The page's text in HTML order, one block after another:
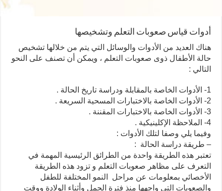
أدوات قياس صعوبات التعلم وتشخيصها
هناك العديد من الأدوات والوسائل التي يتم من خلالها تشخيص
حالة الأطفال ذوى صعوبات التعلم ، ويمكن أن تصنف على النحو
التالي :
1- الأدوات الخاصة بالمقابلة ودراسة تاريخ الحالة .
2- الأدوات الخاصة بالاختبارات المسحية السريعة .
3- الأدوات الخاصة بالاختبارات المقننة .
4- الملاحظة الإكلينيكية .
وفيما يلي وصفا لتلك الأدوات :
– طريقة دراسة الحالة :
تعتبر هذه الطريقة واحدة من الطرائق الرئيسية المهمة في
التعرف على مظاهر صعوبات التعلم و تزود هذه الطريقة
الأخصائي بمعلومات عن مراحل النمو المختلفة للطفل
والصعوبات التي واجهها منذ فترة الحمل وأثناء الولادة ووقت